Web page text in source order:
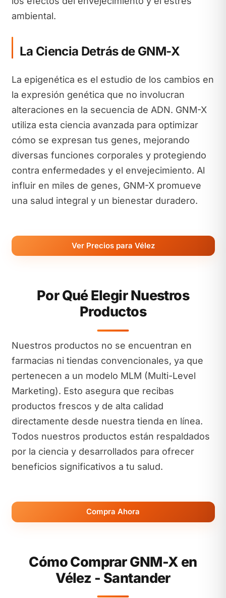
ambiental.
La Ciencia Detrás de GNM-X
La epigenética es el estudio de los cambios en
la expresión genética que no involucran
alteraciones en la secuencia de ADN. GNM-X
utiliza esta ciencia avanzada para optimizar
cómo se expresan tus genes, mejorando
diversas funciones corporales y protegiendo
contra enfermedades y el envejecimiento. Al
influir en miles de genes, GNM-X promueve
una salud integral y un bienestar duradero.
Ver Precios para Vélez
Por Qué Elegir Nuestros
Productos
Nuestros productos no se encuentran en
farmacias ni tiendas convencionales, ya que
pertenecen a un modelo MLM (Multi-Level
Marketing). Esto asegura que recibas
productos frescos y de alta calidad
directamente desde nuestra tienda en línea.
Todos nuestros productos están respaldados
por la ciencia y desarrollados para ofrecer
beneficios significativos a tu salud.
Compra Ahora
Cómo Comprar GNM-X en
Vélez - Santander